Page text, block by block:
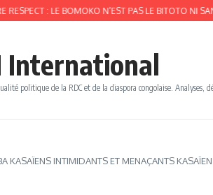
LE BOMOKO N’EST PAS LE BITOTO NI SANGISA
International
politique de la RDC et de la diaspora congolaise. Analyses,
KASAÏENS INTIMIDANTS ET MENAÇANTS